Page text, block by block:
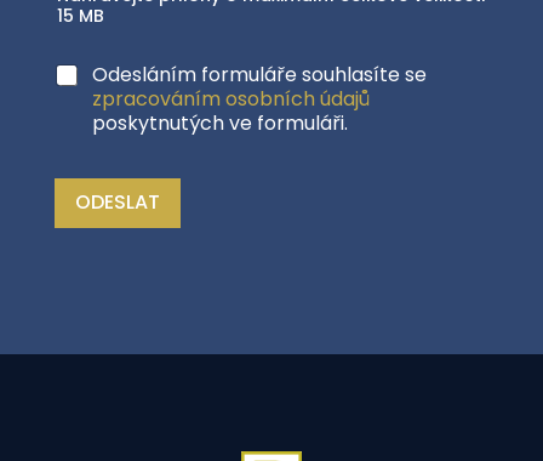
15 MB
Odesláním formuláře souhlasíte se
zpracováním osobních údajů
poskytnutých ve formuláři.
ODESLAT